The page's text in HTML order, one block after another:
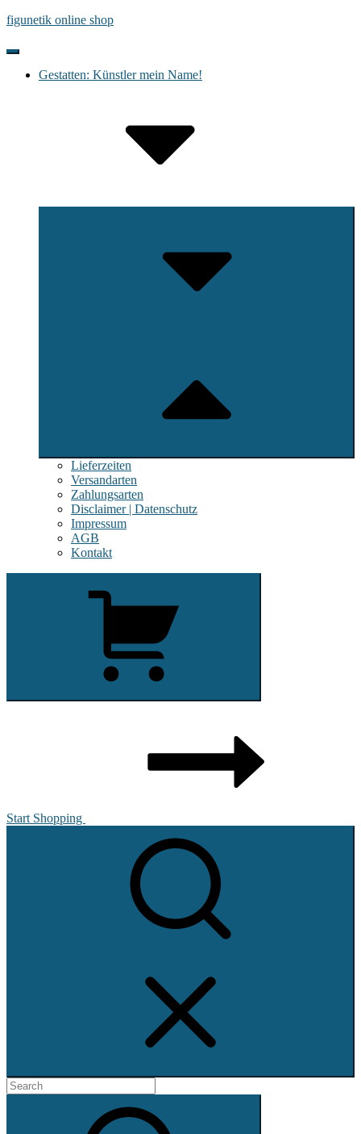
Skip
content
figunetik online shop
Site
Navigation
Site
Gestatten: Künstler mein Name!
Lieferzeiten
Versandarten
Zahlungsarten
Disclaimer | Datenschutz
Impressum
AGB
Kontakt
Start Shopping
Search
for: